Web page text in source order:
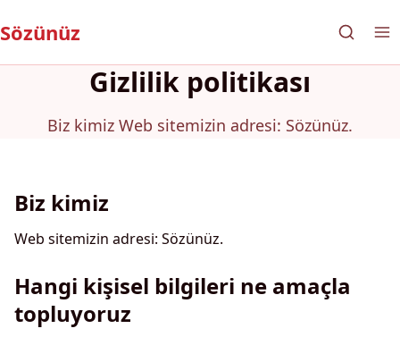
Sözünüz
Gizlilik politikası
Biz kimiz Web sitemizin adresi: Sözünüz.
Biz kimiz
Web sitemizin adresi: Sözünüz.
Hangi kişisel bilgileri ne amaçla
topluyoruz